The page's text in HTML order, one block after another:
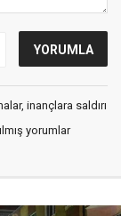
inançlara saldırı
yorumlar